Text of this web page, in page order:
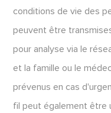
conditions de vie des
peuvent être
pour analyse via le
et la famille ou le
prévenus en cas
fil peut également être